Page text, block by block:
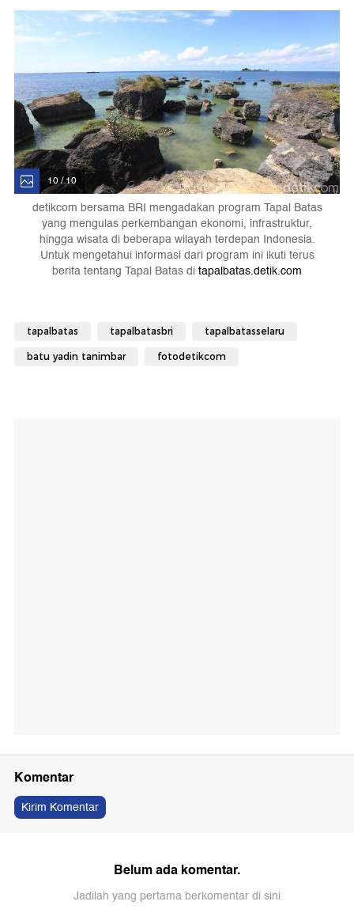
10 / 10
detikcom bersama BRI mengadakan program Tapal Batas
yang mengulas perkembangan ekonomi, infrastruktur,
hingga wisata di beberapa wilayah terdepan Indonesia.
Untuk mengetahui informasi dari program ini ikuti terus
berita tentang Tapal Batas ditapalbatas.detik.com
tapalbatas tapalbatasbri tapalbatasselaru
batu yadin tanimbar fotodetikcom
Komentar
Kirim Komentar
Belum ada komentar.
Jadilah yang pertama berkomentar di sini